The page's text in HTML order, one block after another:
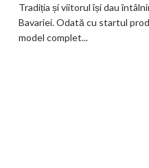
fabrică
Tradiția și viitorul își dau
Bavariei. Odată cu startul
model complet...